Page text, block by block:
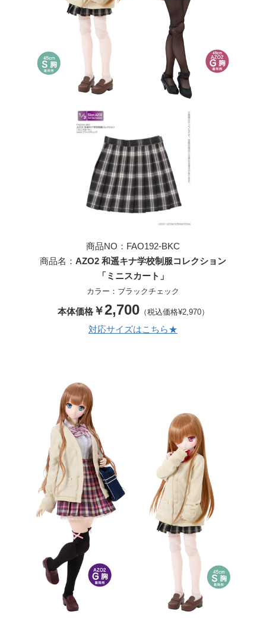
商品NO：FAO192-BKC
商品名： AZO2 和遥キナ学校制服コレクション
「ミニスカート」
カラー：ブラックチェック
本体価格￥2,700（税込価格¥2,970）
対応サイズはこちら★